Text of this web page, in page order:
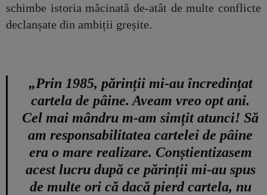
schimbe istoria măcinată de-atât de multe conflicte
declanșate din ambiții greșite.
„Prin 1985, părinții mi-au încredințat
cartela de pâine. Aveam vreo opt ani.
Cel mai mândru m-am simțit atunci! Să
am responsabilitatea cartelei de pâine
era o mare realizare. Conștientizasem
acest lucru după ce părinții mi-au spus
de multe ori că dacă pierd cartela, nu